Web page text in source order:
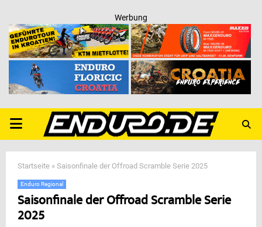
Werbung
PRIMARY
MENU
Startseite » Saisonfinale der Offroad Scramble Serie 2025
Enduro Regional
Saisonfinale der Offroad Scramble Serie
2025